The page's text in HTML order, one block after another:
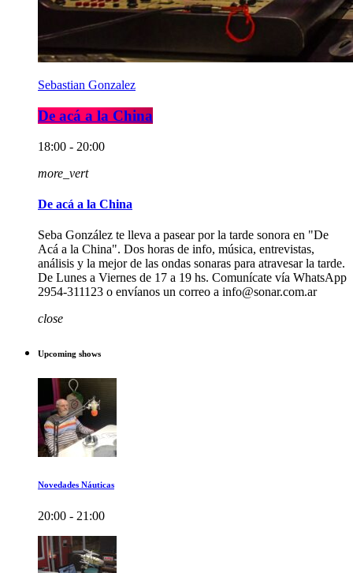
Sebastian Gonzalez
De acá a la China
18:00 - 20:00
more_vert
De acá a la China
Seba González te lleva a pasear por la tarde sonora en "De
Acá a la China". Dos horas de info, música, entrevistas,
análisis y la mejor de las ondas sonaras para atravesar la tarde.
De Lunes a Viernes de 17 a 19 hs. Comunícate vía WhatsApp
2954-311123 o envíanos un correo a info@sonar.com.ar
close
Upcoming shows
Novedades Náuticas
20:00 - 21:00